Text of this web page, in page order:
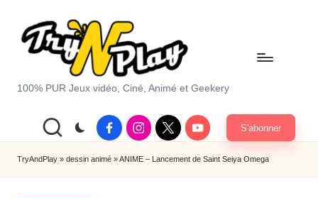
T
y
A
100% PUR Jeux vidéo, Ciné, Animé et Geekery
FacebookInstagram
X
|
Twitter
Youtube S'abonner
TryAndPlay » dessin animé »ANIME – Lancement de Saint Seiya Omega